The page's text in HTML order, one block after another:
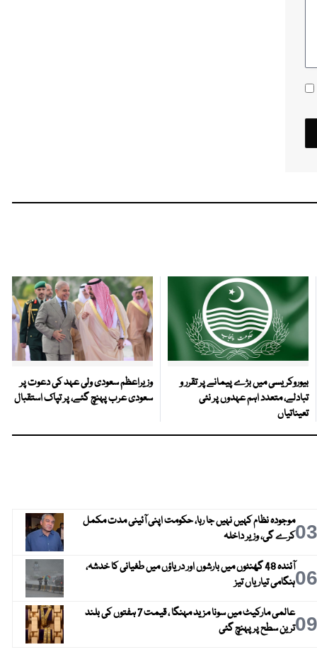
بیوروکریسی میں بڑے پیمانے پر تقرر و
تبادلے، متعدد اہم عہدوں پر نئی
تعیناتیاں
وزیراعظم سعودی ولی عہد کی دعوت پر
سعودی عرب پہنچ گئے، پر تپاک استقبال
03موجودہ نظام کہیں نہیں جا رہا، حکومت اپنی آئینی مدت مکمل
کرے گی، وزیر داخلہ
06
آئندہ 48 گھنٹوں میں بارشوں اور دریاؤں میں طغیانی کا خدشہ،
ہنگامی تیاریاں تیز
09
عالمی مارکیٹ میں سونا مزید مہنگا ، قیمت 7 ہفتوں کی بلند
ترین سطح پر پہنچ گئی